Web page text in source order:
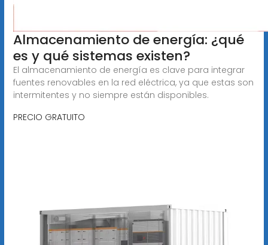
Almacenamiento de energía: ¿qué
es y qué sistemas existen?
El almacenamiento de energía es clave para integrar
fuentes renovables en la red eléctrica, ya que estas son
intermitentes y no siempre están disponibles.
PRECIO GRATUITO